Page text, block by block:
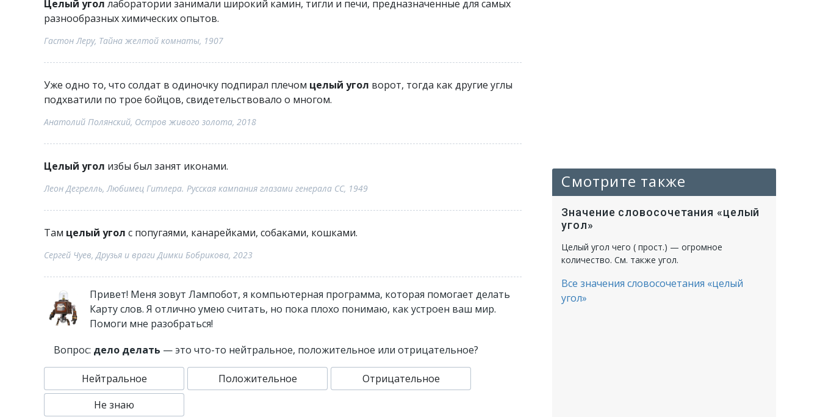
Целый угол лаборатории занимали широкий камин, тигли и печи, предназначенные для самых
разнообразных химических опытов.
Гастон Леру, Тайна желтой комнаты, 1907
Уже одно то, что солдат в одиночку подпирал плечом целый угол ворот, тогда как другие углы
подхватили по трое бойцов, свидетельствовало о многом.
Анатолий Полянский, Остров живого золота, 2018
Целый угол избы был занят иконами.
Леон Дегрелль, Любимец Гитлера. Русская кампания глазами генерала СС, 1949
Там целый угол с попугаями, канарейками, собаками, кошками.
Сергей Чуев, Друзья и враги Димки Бобрикова, 2023
Привет! Меня зовут Лампобот, я компьютерная программа, которая помогает делать
Карту слов. Я отлично умею считать, но пока плохо понимаю, как устроен ваш мир.
Помоги мне разобраться!
Вопрос: дело делать — это что-то нейтральное, положительное или отрицательное?
Нейтральное Положительное
Отрицательное
Не знаю
Смотрите также
Значение словосочетания «целый
угол»
Целый угол чего ( прост.) — огромное
количество. См. также угол.
Все значения словосочетания «целый
угол»